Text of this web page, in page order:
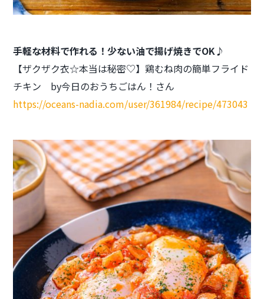
手軽な材料で作れる！少ない油で揚げ焼きでOK♪
【ザクザク衣☆本当は秘密♡】鶏むね肉の簡単フライド
チキン by今日のおうちごはん！さん
https://oceans-nadia.com/user/361984/recipe/473043